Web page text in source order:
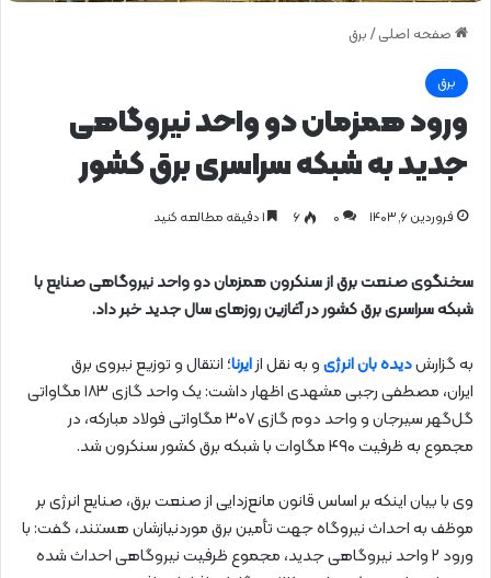
صفحه اصلی / برق
برق
ورود همزمان دو واحد نیروگاهی
جدید به شبکه سراسری برق کشور
فروردین ۶, ۱۴۰۳ 0 ۶
سخنگوی صنعت برق از سنکرون همزمان دو واحد نیروگاهی صنایع با
شبکه سراسری برق کشور در آغازین روزهای سال جدید خبر داد.
به گزارشدیده بان انرژیو به نقل ازایرنا؛ انتقال و توزیع نیروی برق
ایران، مصطفی رجبی مشهدی اظهار داشت: یک واحد گازی ۱۸۳ مگاواتی
گل‌گهر سیرجان و واحد دوم گازی ۳۰۷ مگاواتی فولاد مبارکه، در
مجموع به ظرفیت ۴۹۰ مگاوات با شبکه برق کشور سنکرون شد.
وی با بیان اینکه بر اساس قانون مانع‌زدایی از صنعت برق، صنایع انرژی بر
موظف به احداث نیروگاه جهت تأمین برق موردنیازشان هستند، گفت: با
ورود ۲ واحد نیروگاهی جدید، مجموع ظرفیت نیروگاهی احداث شده